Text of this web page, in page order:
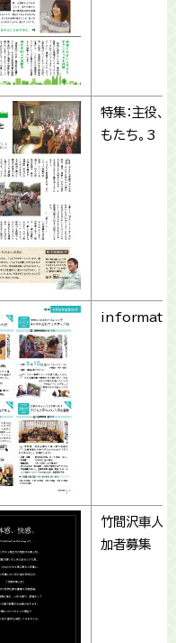
特集：主役、
もたち。3
竹間沢車人
加者募集